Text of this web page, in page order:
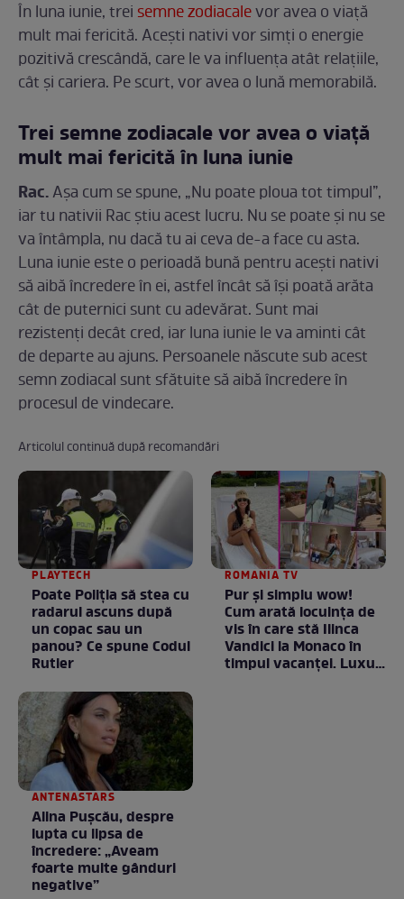
În luna iunie, trei semne zodiacalevor avea o viață
mult mai fericită. Acești nativi vor simți o energie
pozitivă crescândă, care le va influența atât relațiile,
cât și cariera. Pe scurt, vor avea o lună memorabilă.
Trei semne zodiacale vor avea o viață
mult mai fericită în luna iunie
Rac.Așa cum se spune, „Nu poate ploua tot timpul”,
iar tu nativii Rac știu acest lucru. Nu se poate și nu se
va întâmpla, nu dacă tu ai ceva de-a face cu asta.
Luna iunie este o perioadă bună pentru acești nativi
să aibă încredere în ei, astfel încât să își poată arăta
cât de puternici sunt cu adevărat. Sunt mai
rezistenți decât cred, iar luna iunie le va aminti cât
de departe au ajuns. Persoanele născute sub acest
semn zodiacal sunt sfătuite să aibă încredere în
procesul de vindecare.
Articolul continuă după recomandări
PLAYTECH
Poate Poliția să stea cu
radarul ascuns după
un copac sau un
panou? Ce spune Codul
Rutier
ROMANIA TV
Pur și simplu wow!
Cum arată locuința de
vis în care stă Ilinca
Vandici la Monaco în
timpul vacanței. Luxul
ANTENASTARS
Alina Pușcău, despre
lupta cu lipsa de
încredere: „Aveam
foarte multe gânduri
negative”